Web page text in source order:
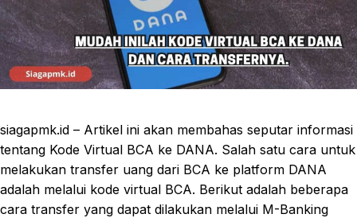
siagapmk.id – Artikel ini akan membahas seputar informasi
tentang Kode Virtual BCA ke DANA. Salah satu cara untuk
melakukan transfer uang dari BCA ke platform DANA
adalah melalui kode virtual BCA. Berikut adalah beberapa
cara transfer yang dapat dilakukan melalui M-Banking